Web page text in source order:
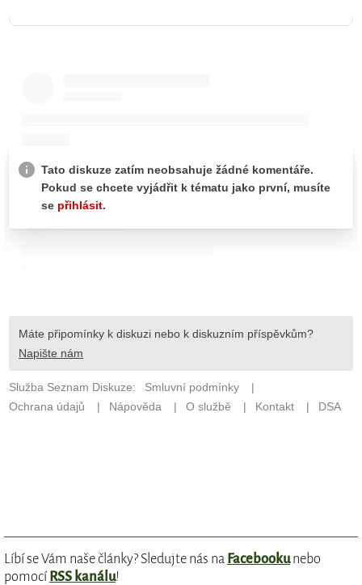
Líbí se Vám naše články? Sledujte nás na Facebookunebo
pomocíRSS kanálu!